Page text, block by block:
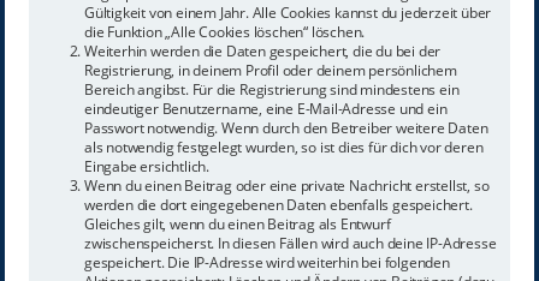
Gültigkeit von einem Jahr. Alle Cookies kannst du jederzeit über
die Funktion „Alle Cookies löschen“ löschen.
Weiterhin werden die Daten gespeichert, die du bei der
Registrierung, in deinem Profil oder deinem persönlichem
Bereich angibst. Für die Registrierung sind mindestens ein
eindeutiger Benutzername, eine E-Mail-Adresse und ein
Passwort notwendig. Wenn durch den Betreiber weitere Daten
als notwendig festgelegt wurden, so ist dies für dich vor deren
Eingabe ersichtlich.
Wenn du einen Beitrag oder eine private Nachricht erstellst, so
werden die dort eingegebenen Daten ebenfalls gespeichert.
Gleiches gilt, wenn du einen Beitrag als Entwurf
zwischenspeicherst. In diesen Fällen wird auch deine IP-Adresse
gespeichert. Die IP-Adresse wird weiterhin bei folgenden